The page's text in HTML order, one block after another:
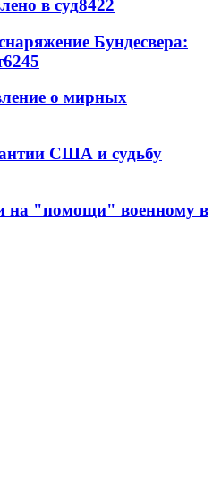
в суд8422
Бундесвера:
6245
о мирных
США и судьбу
"помощи" военному в